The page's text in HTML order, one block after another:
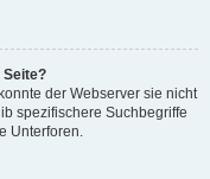
Seite?
der Webserver sie nicht
spezifischere Suchbegriffe
Unterforen.